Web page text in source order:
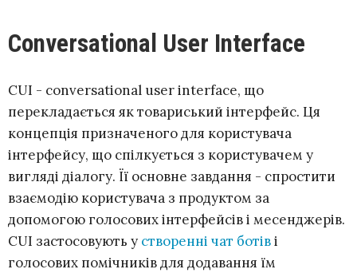
Conversational User Interface
CUI - conversational user interface, що
перекладається як товариський інтерфейс. Ця
концепція призначеного для користувача
інтерфейсу, що спілкується з користувачем у
вигляді діалогу. Її основне завдання - спростити
взаємодію користувача з продуктом за
допомогою голосових інтерфейсів і месенджерів.
CUI застосовують у створенні чат ботіві
голосових помічників для додавання їм